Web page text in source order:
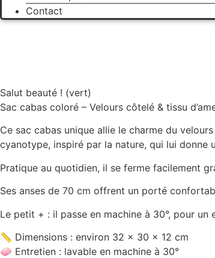
Contact
Salut beauté ! (vert)
Sac cabas coloré – Velours côtelé & tissu
Ce sac cabas unique allie le charme du
cyanotype, inspiré par la nature, qui lui
Pratique au quotidien, il se ferme facilement
Ses anses de 70 cm offrent un porté
Le petit + : il passe en machine à 30°, pour un
📏 Dimensions : environ 32 x 30 x 12 cm
🧼 Entretien : lavable en machine à 30°